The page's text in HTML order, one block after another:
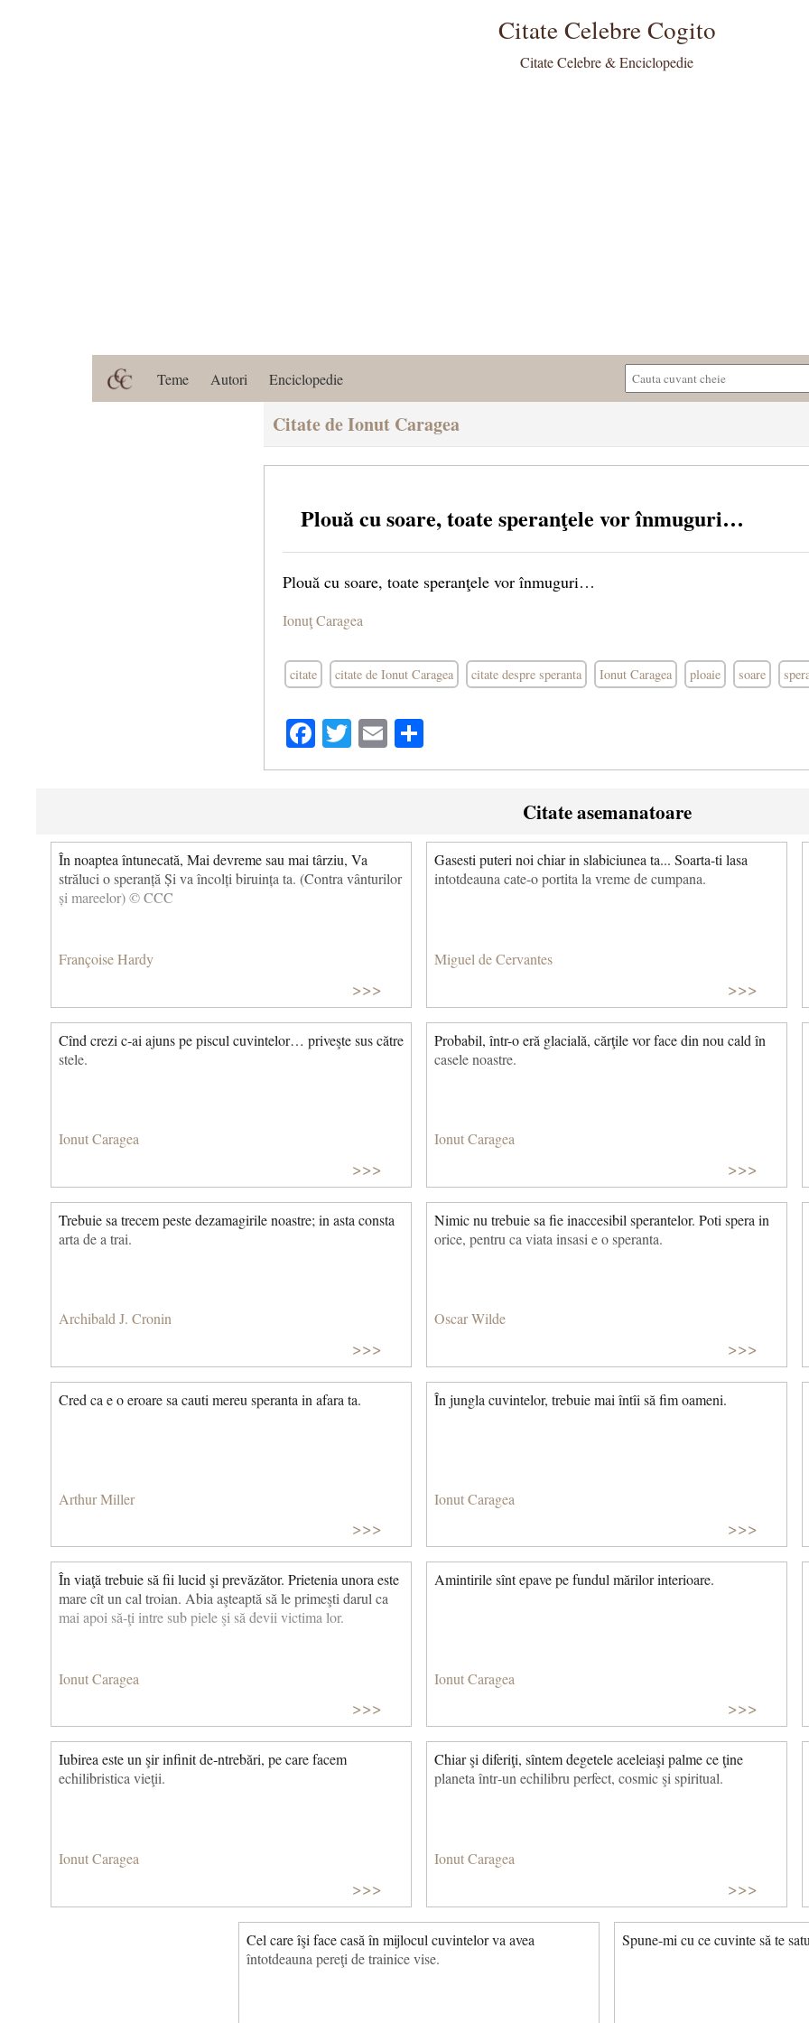
Citate Celebre Cogito
Citate Celebre & Enciclopedie
Teme Autori Enciclopedie
Citate de Ionut Caragea
Plouă cu soare, toate speranţele vor înmuguri…
Plouă cu soare, toate speranţele vor înmuguri…
Ionuţ Caragea
citate citate de Ionut Caragea citate despre speranta Ionut Caragea ploaie soare
Facebook
Twitter
Email
Citate asemanatoare
În noaptea întunecată, Mai devreme sau mai târziu, Va
străluci o speranță Și va încolți biruința ta. (Contra vânturilor
și mareelor) © CCC
Françoise Hardy
>>>
Gasesti puteri noi chiar in slabiciunea ta... Soarta-ti lasa
intotdeauna cate-o portita la vreme de cumpana.
Miguel de Cervantes
>>>
Cînd crezi c‑ai ajuns pe piscul cuvintelor… priveşte sus către
stele.
Ionut Caragea
>>>
Probabil, într-o eră glacială, cărţile vor face din nou cald în
casele noastre.
Ionut Caragea
>>>
Trebuie sa trecem peste dezamagirile noastre; in asta consta
arta de a trai.
Archibald J. Cronin
>>>
Nimic nu trebuie sa fie inaccesibil sperantelor. Poti spera in
orice, pentru ca viata insasi e o speranta.
Oscar Wilde
>>>
Cred ca e o eroare sa cauti mereu speranta in afara ta.
Arthur Miller
>>>
În jungla cuvintelor, trebuie mai întîi să fim oameni.
Ionut Caragea
>>>
În viaţă trebuie să fii lucid şi prevăzător. Prietenia unora este
mare cît un cal troian. Abia aşteaptă să le primeşti darul ca
mai apoi să‑ţi intre sub piele şi să devii victima lor.
Ionut Caragea
>>>
Amintirile sînt epave pe fundul mărilor interioare.
Ionut Caragea
>>>
Iubirea este un şir infinit de‑ntrebări, pe care facem
echilibristica vieţii.
Ionut Caragea
>>>
Chiar şi diferiţi, sîntem degetele aceleiaşi palme ce ţine
planeta într‑un echilibru perfect, cosmic şi spiritual.
Ionut Caragea
>>>
Cel care îşi face casă în mijlocul cuvintelor va avea
întotdeauna pereţi de trainice vise.
Spune-mi cu ce cuvinte să te